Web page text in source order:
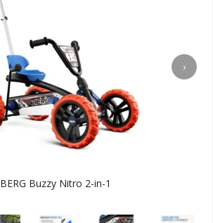
›
BERG Buzzy Nitro 2-in-1